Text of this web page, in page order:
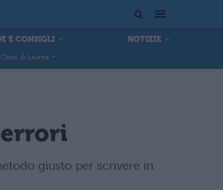
E CONSIGLI NOTIZIE
Classi di Laurea
giusto per scrivere in